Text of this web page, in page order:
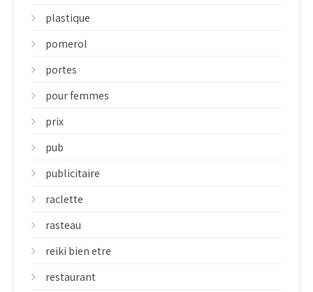
plastique
pomerol
portes
pour femmes
prix
pub
publicitaire
raclette
rasteau
reiki bien etre
restaurant